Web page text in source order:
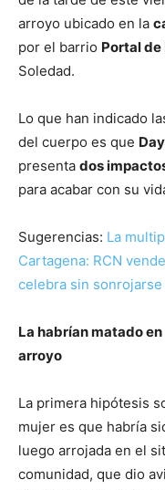
arroyo ubicado en la
por el barrio Portal de
Soledad.
Lo que han indicado
del cuerpo es que
presenta dos
para acabar con su
Sugerencias: La
Cartagena: RCN
celebra sin
La habrían matado
arroyo
La primera hipótesis
mujer es que habría
luego arrojada en el
comunidad, que dio